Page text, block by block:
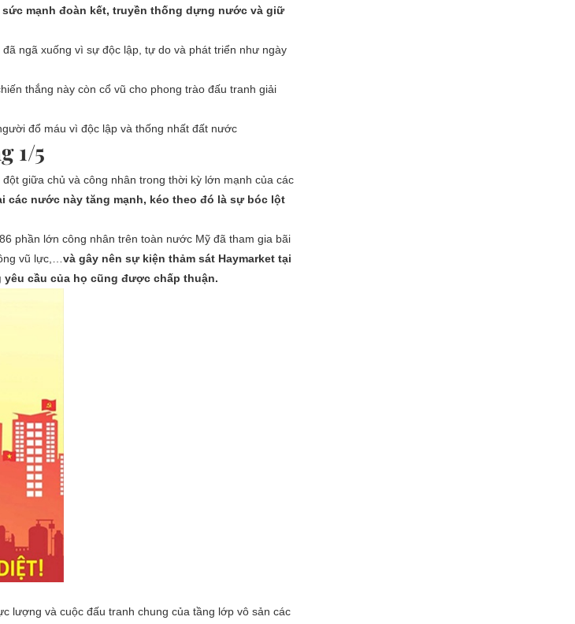
mạnh đoàn kết, truyền thống dựng nước và giữ
ngã xuống vì sự độc lập, tự do và phát triển như ngày
thắng này còn cổ vũ cho phong trào đấu tranh giải
đổ máu vì độc lập và thống nhất đất nước
1/5
giữa chủ và công nhân trong thời kỳ lớn mạnh của các
các nước này tăng mạnh, kéo theo đó là sự bóc lột
phần lớn công nhân trên toàn nước Mỹ đã tham gia bãi
vũ lực,…và gây nên sự kiện thảm sát Haymarket tại
cầu của họ cũng được chấp thuận.
lượng và cuộc đấu tranh chung của tầng lớp vô sản các